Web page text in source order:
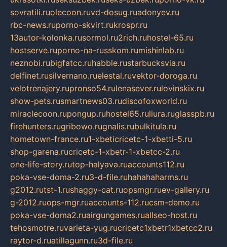
sovratili.ruolecoon.ruvd-dosug.ruadonyev.ru
rbc-news.ruporno-skvirt.rukrospr.ru
13autor-kolonka.rusormol.ru2rich.ruhostel-65.ru
hostserve.ruporno-na-russkom.rumishinlab.ru
neznobi.rubigfatcc.ruhabble.rustarbucksvia.ru
delfinet.rusilvernano.ruelestal.ruvektor-doroga.ru
velotrenajery.rupronso54.rulenasever.rulovinskix.ru
show-pets.rusmartnews03.rudiscofoxworld.ru
miraclecoon.rupongup.ruhostel65.ruliura.ruglasspb.ru
firehunters.rugribowo.rugnalis.rubulkitula.ru
hometown-france.ru1-xbeticricetc-1-xbetti-5.ru
shop-garena.rucricetc-1-xbetr-1-xbetcc-2.ru
one-life-story.rutop-halyava.ruaccounts112.ru
poka-vse-doma-2.ru3-d-file.ruhahahaharms.ru
g2012.rutst-1.rushaggy-cat.ruopsmgr.ruev-gallery.ru
g-2012.ruops-mgr.ruaccounts-112.rucsm-demo.ru
poka-vse-doma2.ruairgungames.ruallseo-host.ru
tehosmotre.ruvarieta-yug.rucricetc1xbetr1xbetcc2.ru
raytor-d.ruatillagunn.ru3d-file.ru